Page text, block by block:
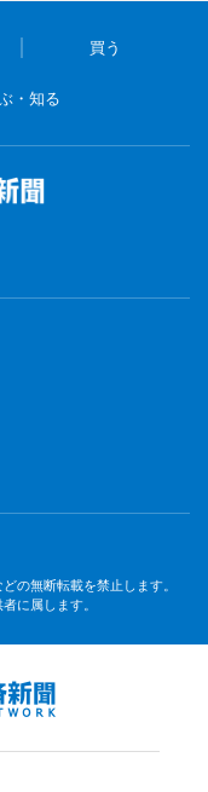
買う
・知る
の無断転載を禁止します。
に属します。